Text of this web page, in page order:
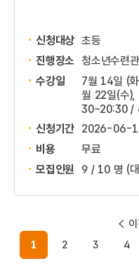
신청대상 초등
진행장소 청소년수련
수강일
7월 14일 (
월 22일(수
30~20:30 /
신청기간 2026-06-
비용
무료
모집인원
9 / 10 명 (
1
2 3 4